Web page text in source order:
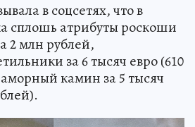
в соцсетях, что в
сплошь атрибуты роскоши
2 млн рублей,
за 6 тысяч евро (610
камин за 5 тысяч